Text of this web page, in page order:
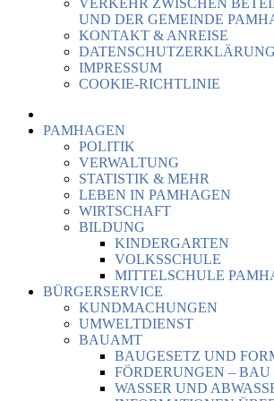
VERKEHR ZWISCHEN
UND DER GEMEINDE
KONTAKT & ANREISE
DATENSCHUTZERKLÄRUNG
IMPRESSUM
COOKIE-RICHTLINIE
PAMHAGEN
POLITIK
VERWALTUNG
STATISTIK & MEHR
LEBEN IN PAMHAGEN
WIRTSCHAFT
BILDUNG
KINDERGARTEN
VOLKSSCHULE
MITTELSCHULE
BÜRGERSERVICE
KUNDMACHUNGEN
UMWELTDIENST
BAUAMT
BAUGESETZ UND
FÖRDERUNGEN – BAU
WASSER UND